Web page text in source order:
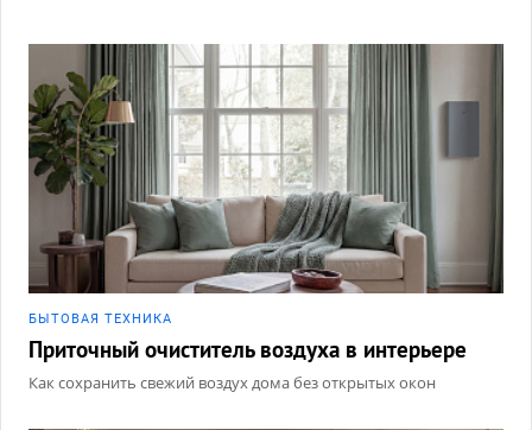
БЫТОВАЯ ТЕХНИКА
Приточный очиститель воздуха в интерьере
Как сохранить свежий воздух дома без открытых окон